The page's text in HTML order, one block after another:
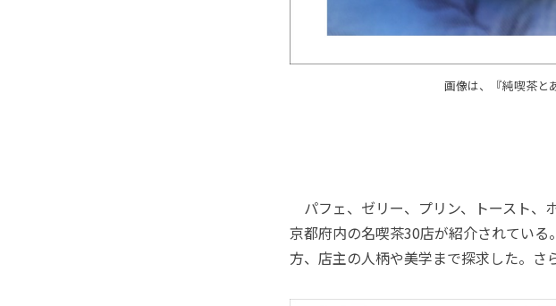
画像は、『純喫茶と
パフェ、ゼリー、プリン、トースト、
京都府内の名喫茶30店が紹介されてい
方、店主の人柄や美学まで探求した。